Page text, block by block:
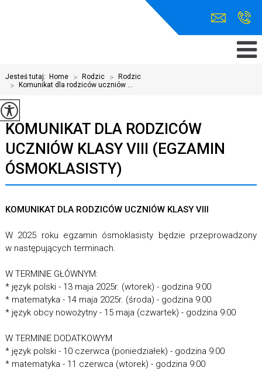
Jesteś tutaj: Home > Rodzic > Rodzic
> Komunikat dla rodziców uczniów ...
KOMUNIKAT DLA RODZICÓW
UCZNIÓW KLASY VIII (EGZAMIN
ÓSMOKLASISTY)
KOMUNIKAT DLA RODZICÓW UCZNIÓW KLASY VIII
W 2025 roku egzamin ósmoklasisty będzie przeprowadzony
w następujących terminach.
W TERMINIE GŁÓWNYM:
* język polski - 13 maja 2025r. (wtorek) - godzina 9:00
* matematyka - 14 maja 2025r. (środa) - godzina 9:00
* język obcy nowożytny - 15 maja (czwartek) - godzina 9:00
W TERMINIE DODATKOWYM
* język polski - 10 czerwca (poniedziałek) - godzina 9:00
* matematyka - 11 czerwca (wtorek) - godzina 9:00